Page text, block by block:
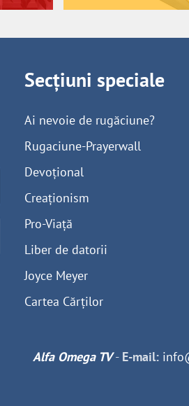
Secțiuni speciale
Ai nevoie de rugăciune?
Rugaciune-Prayerwall
Devoțional
Creaționism
Pro-Viață
Liber de datorii
Joyce Meyer
Cartea Cărților
Alfa Omega TV- E-mail: